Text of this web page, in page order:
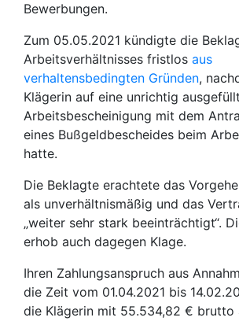
Bewerbungen.
Zum 05.05.2021 kündigte die
Arbeitsverhältnisses fristlos aus
verhaltensbedingten Gründen,
Klägerin auf eine unrichtig
Arbeitsbescheinigung mit dem
eines Bußgeldbescheides beim
hatte.
Die Beklagte erachtete das
als unverhältnismäßig und das
„weiter sehr stark beeinträchtigt“.
erhob auch dagegen Klage.
Ihren Zahlungsanspruch aus
die Zeit vom 01.04.2021 bis
die Klägerin mit 55.534,82 € brutto